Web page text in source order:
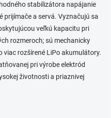
e
p
r
v
k
y
v
ý
p
stabilizátora napájanie
prijímače a servá. Vyznačujú sa
veľkú kapacitu pri
rozmeroch; sú mechanicky
viac rozšírené LiPo akumulátory.
pri výrobe elektród
životnosti a priaznivej